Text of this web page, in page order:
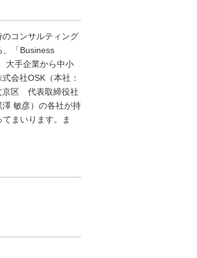
コンサルティング
、「Business
大手企業から中小
会社OSK（本社：
京区 代表取締役社
敏彦）の各社が持
まいります。ま